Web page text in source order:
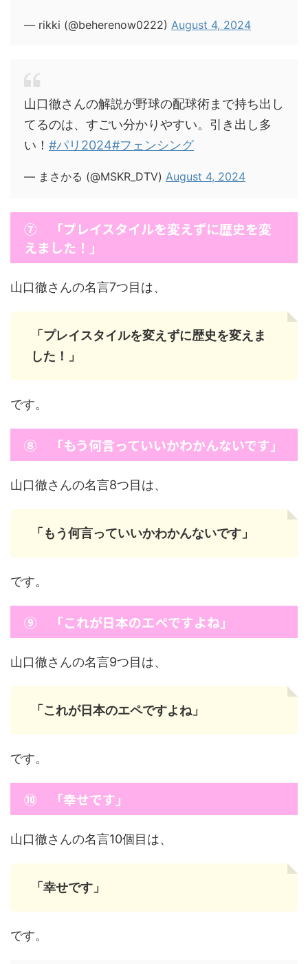
— rikki (@beherenow0222) August 4, 2024
山口徹さんの解説が野球の配球術まで持ち出し
てるのは、すごい分かりやすい。引き出し多
い！ #パリ2024#フェンシング
— まさかる (@MSKR_DTV) August 4, 2024
⑦ 「プレイスタイルを変えずに歴史を変
えました！」
山口徹さんの名言7つ目は、
「プレイスタイルを変えずに歴史を変えま
した！」
です。
⑧ 「もう何言っていいかわかんないです」
山口徹さんの名言8つ目は、
「もう何言っていいかわかんないです」
です。
⑨ 「これが日本のエペですよね」
山口徹さんの名言9つ目は、
「これが日本のエペですよね」
です。
⑩ 「幸せです」
山口徹さんの名言10個目は、
「幸せです」
です。